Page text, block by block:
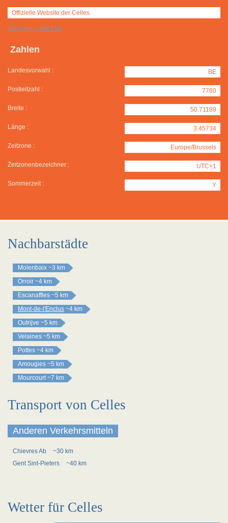
Offizielle Website der Celles
http://www.celles.be
Zahlen
Landesvorwahl : BE
Postleitzahl : 7760
Breite : 50.71189
Länge : 3.45734
Zeitzone : Europe/Brussels
Zeitzonenbezeichner : UTC+1
Sommerzeit : Y
Nachbarstädte
Molenbaix ~3 km
Orroir ~4 km
Escanaffles ~5 km
Mont-de-l'Enclus ~4 km
Outrijve ~5 km
Velaines ~5 km
Pottes ~4 km
Amougies ~5 km
Mourcourt ~7 km
Transport von Celles
Anderen Verkehrsmitteln
Chievres Ab
~30 km
Gent Sint-Pieters
~40 km
Wetter für Celles